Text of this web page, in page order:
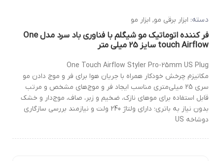
دسته: ابزار برقی مو, ابزار مو
فر کننده اتوماتیک مو شیگلم با فناوری باد سرد مدل One
touch Airflow سایز 25 میلی متر
One Touch Airflow Styler Pro-25mm US Plug
مکانیزم چرخش خودکار همراه با جریان هوا برای فر و موج دادن مو
سری 25 میلی‌متری مناسب ایجاد فر و موج‌های مشخص و مرتب
قابل استفاده برای موهای نازک، ضخیم و زبر، صاف، موج‌دار و خشک
بدون نیاز به باتری؛ دارای ولتاژ 240 ولت و نیازمند بررسی سازگاری
دوشاخه US